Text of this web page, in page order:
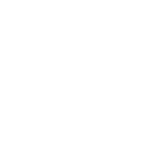
δεν ξέρω
απ’ τα λόγια